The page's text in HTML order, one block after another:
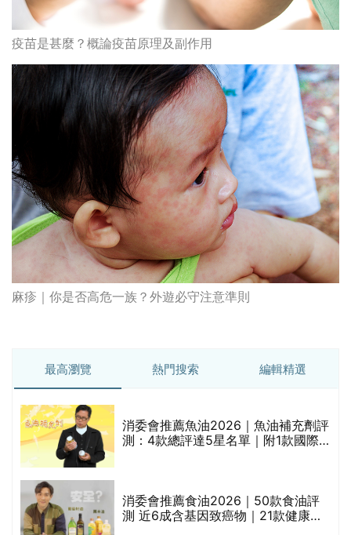
疫苗是甚麼？概論疫苗原理及副作用
麻疹｜你是否高危一族？外遊必守注意準則
最高瀏覽 熱門搜索 編輯精選
消委會推薦魚油2026｜魚油補充劑評
測：4款總評達5星名單｜附1款國際
消委會推薦食油2026｜50款食油評
測 近6成含基因致癌物｜21款健康煮